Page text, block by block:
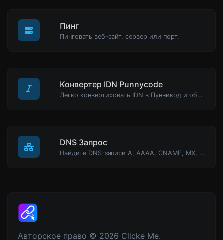
Пинг
Пинговать веб-сайт, сервер или порт.
Конвертер IDN Punnycode
Легко конвертировать IDN в Пунникод и обратно.
DNS Запрос
Найдите DNS-записи A, AAAA, CNAME, MX, NS, TXT, SOA хоста.
Авторское право © 2026 Clicke Me.